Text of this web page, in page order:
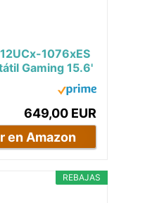
1076xES
Gaming 15.6'
649,00 EUR
en Amazon
REBAJAS